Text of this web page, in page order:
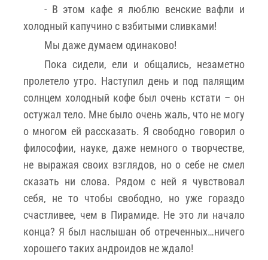
- В этом кафе я люблю венские вафли и
холодный капучино с взбитыми сливками!
Мы даже думаем одинаково!
Пока сидели, ели и общались, незаметно
пролетело утро. Наступил день и под палящим
солнцем холодный кофе был очень кстати – он
остужал тело. Мне было очень жаль, что не могу
о многом ей рассказать. Я свободно говорил о
философии, науке, даже немного о творчестве,
не выражая своих взглядов, но о себе не смел
сказать ни слова. Рядом с ней я чувствовал
себя, не то чтобы свободно, но уже гораздо
счастливее, чем в Пирамиде. Не это ли начало
конца? Я был наслышан об отреченных…ничего
хорошего таких андроидов не ждало!